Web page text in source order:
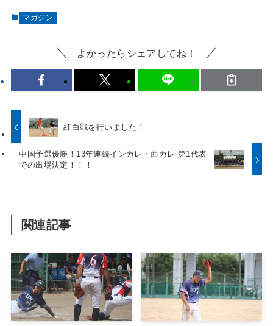
マガジン
よかったらシェアしてね！
紅白戦を行いました！
中国予選優勝！13年連続インカレ・西カレ 第1代表
での出場決定！！！
関連記事